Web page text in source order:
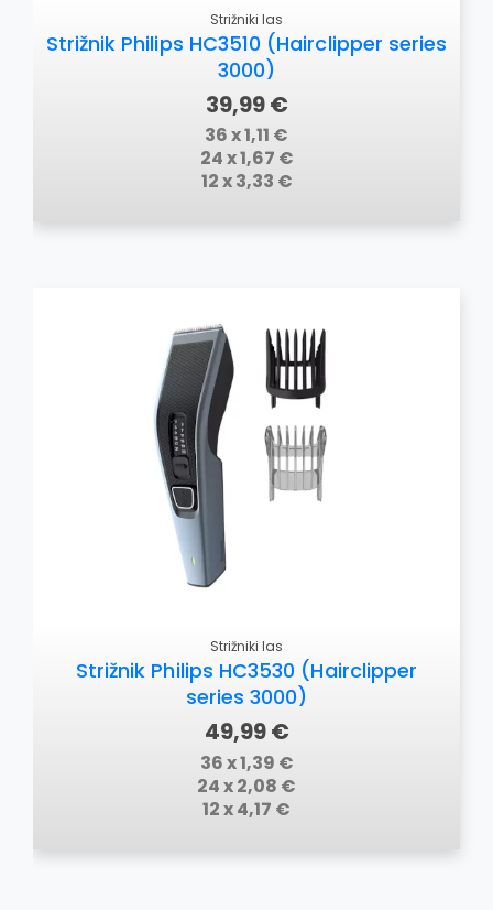
Strižniki las
Strižnik Philips HC3510 (Hairclipper series
3000)
39,99 €
36 x 1,11 €
24 x 1,67 €
12 x 3,33 €
Strižniki las
Strižnik Philips HC3530 (Hairclipper
series 3000)
49,99 €
36 x 1,39 €
24 x 2,08 €
12 x 4,17 €